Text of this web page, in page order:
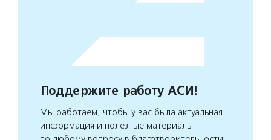
Поддержите работу АСИ!
Мы работаем, чтобы у вас была актуальная
информация и полезные материалы